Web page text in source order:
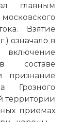
главным
Взятие
означало в
составе
признание
Грозного
территории
приемах